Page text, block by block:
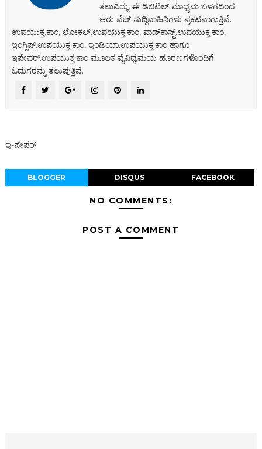
ತಲುಪಿದ್ದು, ಈ ಡಿಜಿಟಲ್‌ ಮಾಧ್ಯಮ ಬಳಗದಿಂದ
ಆರು ವೆಬ್ ಸುದ್ದಿವಾಹಿನಿಗಳು ಪ್ರಕಟವಾಗುತ್ತಿವೆ.
ಉಪಯುಕ್ತ.ಕಾಂ, ಲೋಕಲ್‌.ಉಪಯುಕ್ತ.ಕಾಂ, ಪಾಡ್‌ಕಾಸ್ಟ್‌.ಉಪಯುಕ್ತ.ಕಾಂ,
ಇಂಗ್ಲಿಷ್.ಉಪಯುಕ್ತ.ಕಾಂ, ಇಂಡಿಯಾ.ಉಪಯುಕ್ತ.ಕಾಂ ಹಾಗೂ
ಇಪೇಪರ್‌.ಉಪಯುಕ್ತ.ಕಾಂ ಮೂಲಕ ವೈವಿಧ್ಯಮಯ ಹೂರಣಗಳೊಂದಿಗೆ
ಓದುಗರನ್ನು ತಲುಪುತ್ತಿವೆ.
ಇ-ಪೇಪರ್‌
BLOGGER DISQUS FACEBOOK
NO COMMENTS:
POST A COMMENT